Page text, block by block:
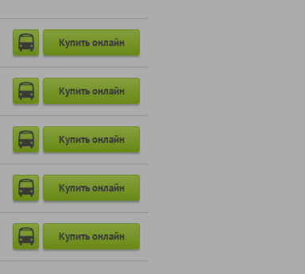
Купить онлайн
Купить онлайн
Купить онлайн
Купить онлайн
Купить онлайн